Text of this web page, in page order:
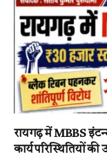
रायगढ़ में MBBS
कार्य परिस्थितियों की